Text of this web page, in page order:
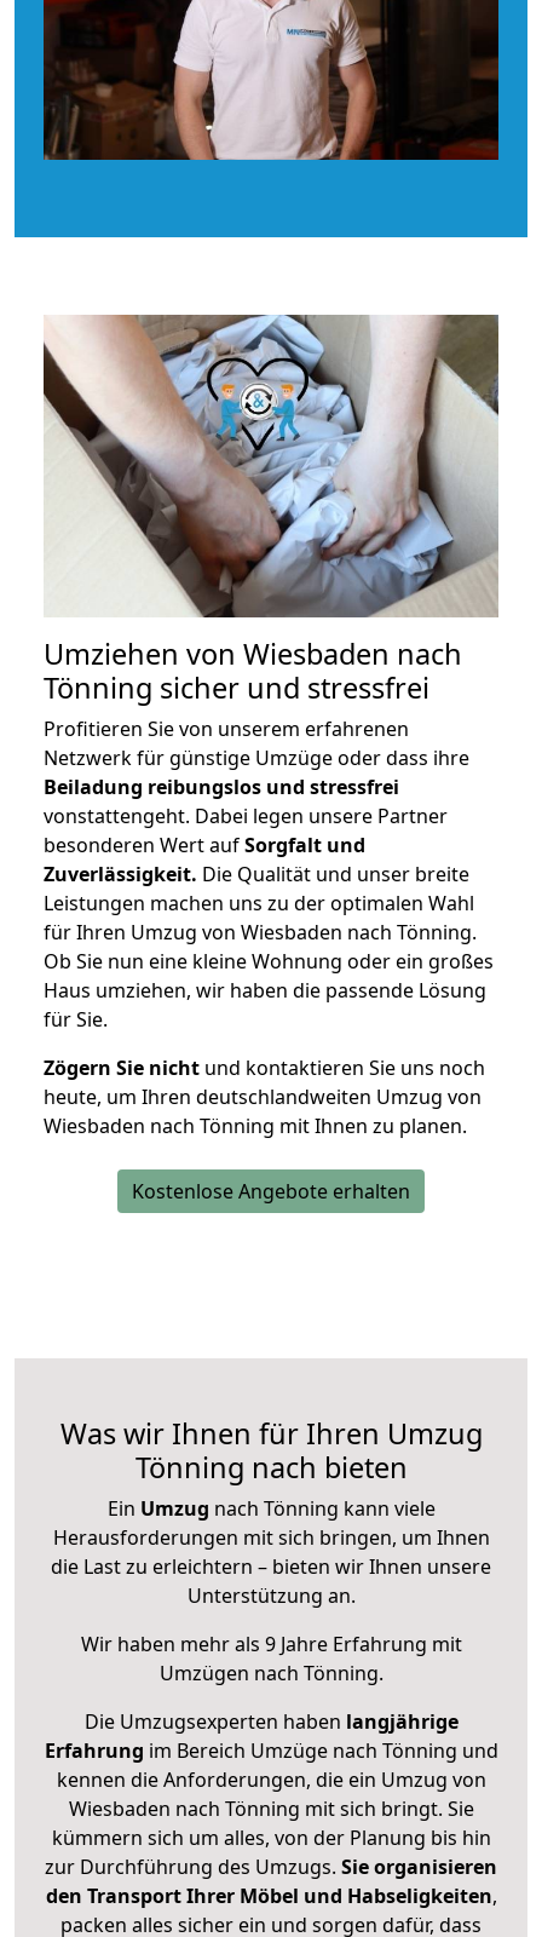
Umziehen von Wiesbaden nach
Tönning sicher und stressfrei
Profitieren Sie von unserem erfahrenen
Netzwerk für günstige Umzüge oder dass ihre
Beiladung reibungslos und stressfrei
vonstattengeht. Dabei legen unsere Partner
besonderen Wert aufSorgfalt und
Zuverlässigkeit. Die Qualität und unser breite
Leistungen machen uns zu der optimalen Wahl
für Ihren Umzug von Wiesbaden nach Tönning.
Ob Sie nun eine kleine Wohnung oder ein großes
Haus umziehen, wir haben die passende Lösung
für Sie.
Zögern Sie nicht und kontaktieren Sie uns noch
heute, um Ihren deutschlandweiten Umzug von
Wiesbaden nach Tönning mit Ihnen zu planen.
Kostenlose Angebote erhalten
Was wir Ihnen für Ihren Umzug
Tönning nach bieten
Ein Umzug nach Tönning kann viele
Herausforderungen mit sich bringen, um Ihnen
die Last zu erleichtern – bieten wir Ihnen unsere
Unterstützung an.
Wir haben mehr als 9 Jahre Erfahrung mit
Umzügen nach Tönning.
Die Umzugsexperten haben langjährige
Erfahrung im Bereich Umzüge nach Tönning und
kennen die Anforderungen, die ein Umzug von
Wiesbaden nach Tönning mit sich bringt. Sie
kümmern sich um alles, von der Planung bis hin
zur Durchführung des Umzugs. Sie organisieren
den Transport Ihrer Möbel und Habseligkeiten,
packen alles sicher ein und sorgen dafür, dass